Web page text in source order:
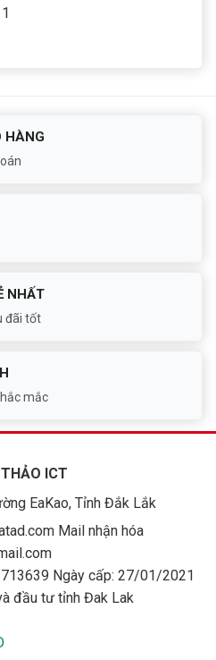
HÀNG
NHẤT
đãi tốt
mắc
ICT
EaKao, Tỉnh Đắk Lắk
Mail nhận hóa
Ngày cấp: 27/01/2021
đầu tư tỉnh Đak Lak